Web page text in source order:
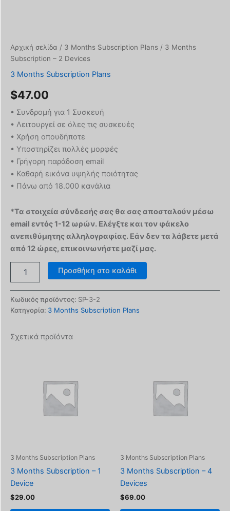
Αρχική σελίδα / 3 Months Subscription Plans / 3 Months
Subscription – 2 Devices
3 Months Subscription Plans
$47.00
• Συνδρομή για 1 Συσκευή
• Λειτουργεί σε όλες τις συσκευές
• Χρήση οπουδήποτε
• Υποστηρίζει πολλές μορφές
• Γρήγορη παράδοση email
• Καθαρή εικόνα υψηλής ποιότητας
• Πάνω από 18.000 κανάλια
*Τα στοιχεία σύνδεσής σας θα σας αποσταλούν μέσω
email εντός 1-12 ωρών. Ελέγξτε και τον φάκελο
ανεπιθύμητης αλληλογραφίας. Εάν δεν τα λάβετε μετά
από 12 ώρες, επικοινωνήστε μαζί μας.
Προσθήκη στο καλάθι
Κωδικός προϊόντος: SP-3-2
Κατηγορία: 3 Months Subscription Plans
Σχετικά προϊόντα
3 Months Subscription Plans
3 Months Subscription – 1
Device
$29.00
3 Months Subscription Plans
3 Months Subscription – 4
Devices
$69.00